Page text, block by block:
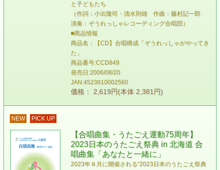
と子どもたち
（作詞：小出隆司・清水則雄 作曲：藤村記一郎
演奏：ぞうれっしゃレコーディング合唱団）
■商品情報
商品名：【CD】合唱構成「ぞうれっしゃがやってき
た」
商品番号:CCD849
発売日:2006/08/20
JAN:4523810002560
価格： 2,619円(本体 2,381円)
NEW PICK UP
【合唱曲集・うたごえ運動75周年】
2023日本のうたごえ祭典 in 北海道 合
唱曲集「あなたと一緒に」
2023年８月に開催される“2023日本のうたごえ祭典